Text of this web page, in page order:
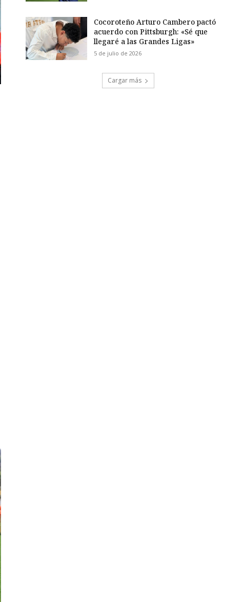
Cocoroteño Arturo Cambero pactó
acuerdo con Pittsburgh: «Sé que
llegaré a las Grandes Ligas»
5 de julio de 2026
Cargar más